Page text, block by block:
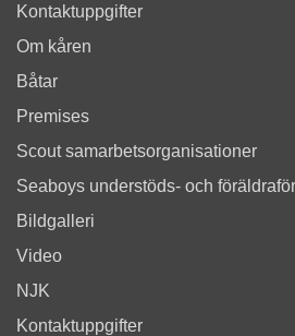
Kontaktuppgifter
Om kåren
Båtar
Premises
Scout samarbetsorganisationer
Seaboys understöds- och
Bildgalleri
Video
NJK
Kontaktuppgifter